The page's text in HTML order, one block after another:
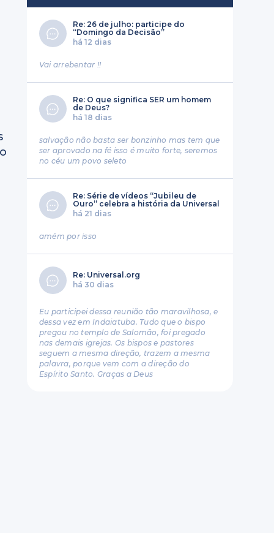
Re: 26 de julho: participe do
“Domingo da Decisão”
há 12 dias
Vai arrebentar !!
Re: O que significa SER um homem
de Deus?
há 18 dias
salvação não basta ser bonzinho mas tem que
ser aprovado na fé isso é muito forte, seremos
no céu um povo seleto
Re: Série de vídeos “Jubileu de
Ouro” celebra a história da Universal
há 21 dias
amém por isso
Re: Universal.org
há 30 dias
Eu participei dessa reunião tão maravilhosa, e
dessa vez em Indaiatuba. Tudo que o bispo
pregou no templo de Salomão, foi pregado
nas demais igrejas. Os bispos e pastores
seguem a mesma direção, trazem a mesma
palavra, porque vem com a direção do
Espírito Santo. Graças a Deus